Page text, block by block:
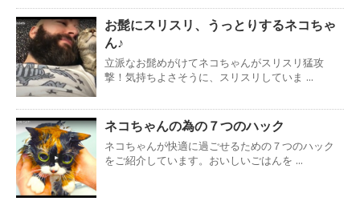
お髭にスリスリ、うっとりするネコちゃ
ん♪
立派なお髭めがけてネコちゃんがスリスリ猛攻
撃！気持ちよさそうに、スリスリしていま ...
ネコちゃんの為の７つのハック
ネコちゃんが快適に過ごせるための７つのハック
をご紹介しています。おいしいごはんを ...